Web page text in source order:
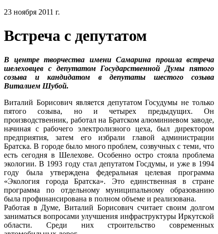
23 ноября 2011 г.
Встреча с депутатом
В центре творчества имени Самарина прошла встреча
шелеховцев с депутатом Государственной Думы пятого
созыва и кандидатом в депутаты шестого созыва
Виталием Шубой.
Виталий Борисович является депутатом Госудумы не только
пятого созыва, но и четырех предыдущих. Он
производственник, работал на Братском алюминиевом заводе,
начиная с рабочего электролизного цеха, был директором
предприятия, затем его избрали главой администрации
Братска. В городе было много проблем, созвучных с теми, что
есть сегодня в Шелехове. Особенно остро стояла проблема
экологии. В 1993 году стал депутатом Госдумы, и уже в 1994
году была утверждена федеральная целевая программа
«Экология города Братска». Это единственная в стране
программа по отдельному муниципальному образованию
была профинансирована в полном объеме и реализована.
Работая в Думе, Виталий Борисович считает своим долгом
заниматься вопросами улучшения инфраструктуры Иркутской
области. Среди них строительство современных